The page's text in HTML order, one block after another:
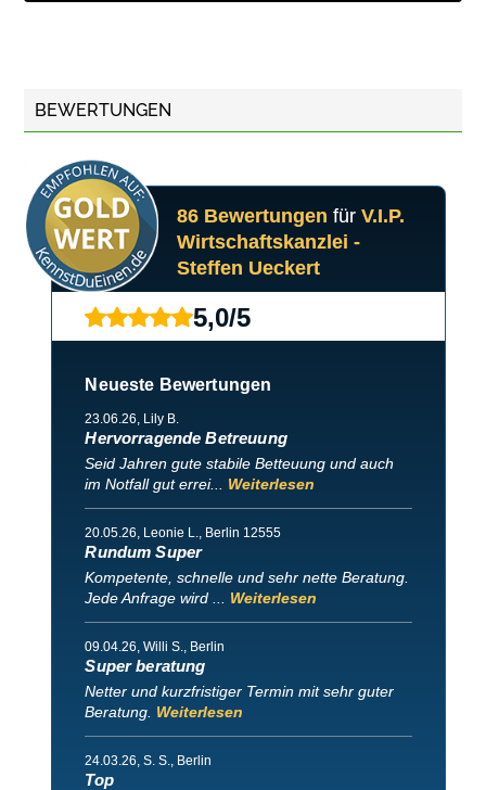
BEWERTUNGEN
86 Bewertungen fürV.I.P.
Wirtschaftskanzlei -
Steffen Ueckert
5,0/5
Neueste Bewertungen
23.06.26 , Lily B.
Hervorragende Betreuung
Seid Jahren gute stabile Betteuung und auch
im Notfall gut errei... Weiterlesen
20.05.26 , Leonie L., Berlin 12555
Rundum Super
Kompetente, schnelle und sehr nette Beratung.
Jede Anfrage wird ... Weiterlesen
09.04.26 , Willi S., Berlin
Super beratung
Netter und kurzfristiger Termin mit sehr guter
Beratung. Weiterlesen
24.03.26 , S. S., Berlin
Top